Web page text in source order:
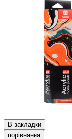
В закладки
порівняння